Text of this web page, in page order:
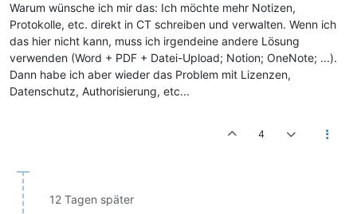
Warum wünsche ich mir das: Ich möchte mehr Notizen,
Protokolle, etc. direkt in CT schreiben und verwalten. Wenn ich
das hier nicht kann, muss ich irgendeine andere Lösung
verwenden (Word + PDF + Datei-Upload; Notion; OneNote; ...).
Dann habe ich aber wieder das Problem mit Lizenzen,
Datenschutz, Authorisierung, etc...
4
12 Tagen später